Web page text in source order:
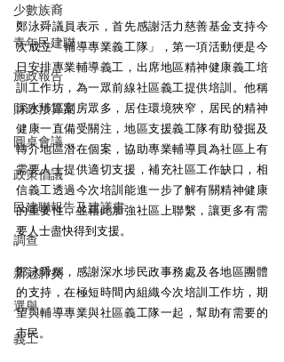
少數族裔
青年民建聯
施政報告
財政預算案
圓桌會議
政策倡議
民建聯報告及建議書
調查
新冠肺炎
選舉
義工
鄭泳舜議員表示，首先感謝活力慈善基金支持今
次成立「輔導專業義工隊」，第一項活動便是今
日安排專業輔導義工，出席地區精神健康義工培
訓工作坊，為一眾前線社區義工提供培訓。他稱
深水埗區劏房眾多，居住環境狹窄，居民的精神
健康一直備受關注，地區支援義工隊有助發掘及
轉介地區潛在個案，協助專業輔導員為社區上有
需要人士提供適切支援，補充社區工作缺口，相
信義工透過今次培訓能進一步了解有關精神健康
的重要性，並藉此加強社區上聯繫，讓更多有需
要人士盡快得到支援。
鄭泳舜稱，感謝深水埗民政事務處及各地區團體
的支持，在極短時間內組織今次培訓工作坊，期
望與輔導專業與社區義工隊一起，幫助有需要的
市民。